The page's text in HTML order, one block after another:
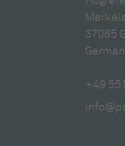
37085
+49